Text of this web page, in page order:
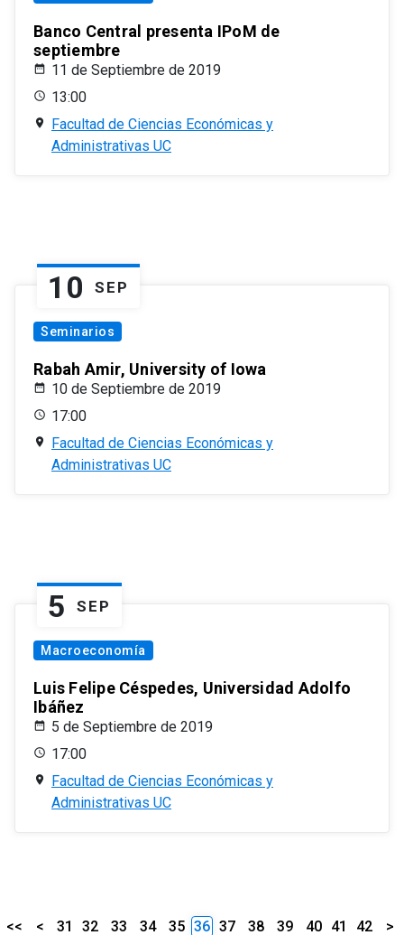
Banco Central presenta IPoM de
septiembre
11 de Septiembre de 2019
13:00
Facultad de Ciencias Económicas y
Administrativas UC
10 SEP
Seminarios
Rabah Amir, University of Iowa
10 de Septiembre de 2019
17:00
Facultad de Ciencias Económicas y
Administrativas UC
5 SEP
Macroeconomía
Luis Felipe Céspedes, Universidad Adolfo
Ibáñez
5 de Septiembre de 2019
17:00
Facultad de Ciencias Económicas y
Administrativas UC
<< < 31 32 33 34 35 36 37 38 39 40 41 42 >